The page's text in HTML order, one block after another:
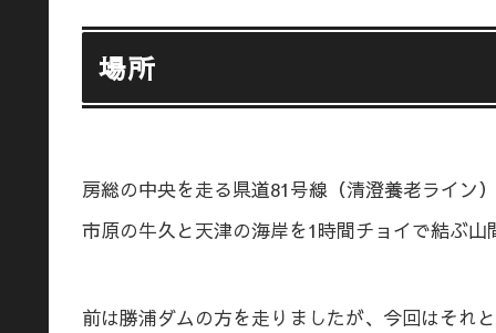
場所
房総の中央を走る県道81号線（清澄養老ライン
市原の牛久と天津の海岸を1時間チョイで結ぶ山
前は勝浦ダムの方を走りましたが、今回はそれ